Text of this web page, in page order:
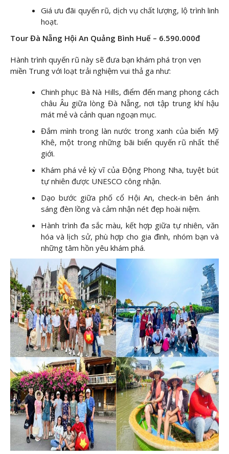
Giá ưu đãi quyến rũ, dịch vụ chất lượng, lộ trình linh
hoạt.
Tour Đà Nẵng Hội An Quảng Bình Huế – 6.590.000đ
Hành trình quyến rũ này sẽ đưa bạn khám phá trọn vẹn
miền Trung với loạt trải nghiệm vui thả ga như:
Chinh phục Bà Nà Hills, điểm đến mang phong cách
châu Âu giữa lòng Đà Nẵng, nơi tập trung khí hậu
mát mẻ và cảnh quan ngoạn mục.
Đắm mình trong làn nước trong xanh của biển Mỹ
Khê, một trong những bãi biển quyến rũ nhất thế
giới.
Khám phá vẻ kỳ vĩ của Động Phong Nha, tuyệt bút
tự nhiên được UNESCO công nhận.
Dạo bước giữa phố cổ Hội An, check-in bên ánh
sáng đèn lồng và cảm nhận nét đẹp hoài niệm.
Hành trình đa sắc màu, kết hợp giữa tự nhiên, văn
hóa và lịch sử, phù hợp cho gia đình, nhóm bạn và
những tâm hồn yêu khám phá.